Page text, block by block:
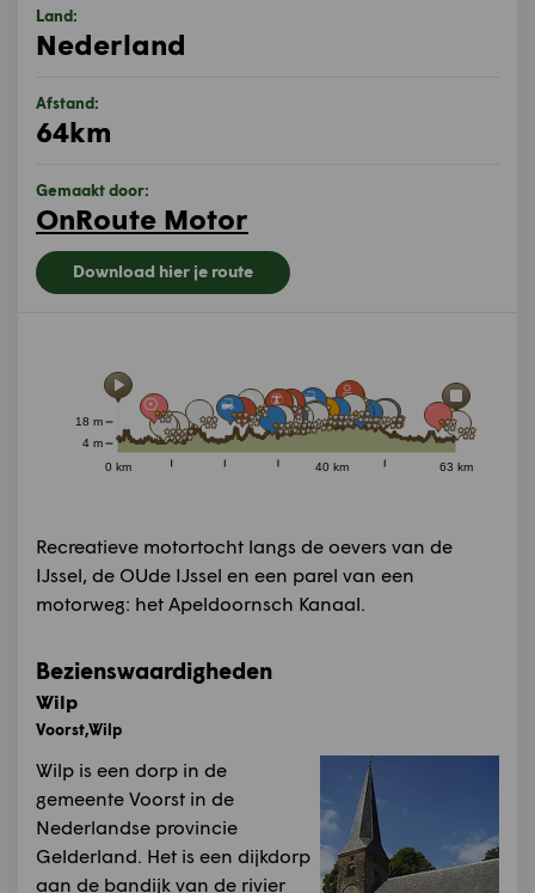
0 km 40 km 63 km
4 m
18 m
Recreatieve motortocht langs de oevers van de
IJssel, de OUde IJssel en een parel van een
motorweg: het Apeldoornsch Kanaal.
Bezienswaardigheden
Wilp
Voorst,Wilp
Wilp is een dorp in de
gemeente Voorst in de
Nederlandse provincie
Gelderland. Het is een dijkdorp
aan de bandijk van de rivier
Land:
Nederland
Afstand:
64km
Gemaakt door:
OnRoute Motor
Download hier je route